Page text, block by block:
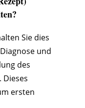
Sie dies
und
des
ersten